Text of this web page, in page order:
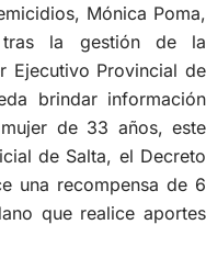
Mónica Poma,
la gestión de la
Ejecutivo Provincial de
brindar información
de 33 años, este
de Salta, el Decreto
una recompensa de 6
que realice aportes